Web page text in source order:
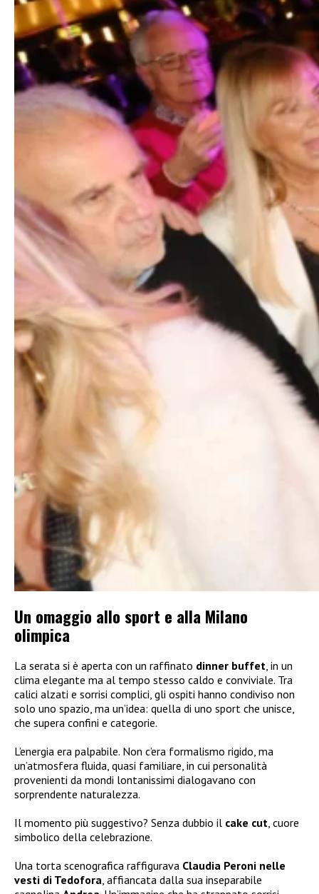
Un omaggio allo sport e alla Milano
olimpica
La serata si è aperta con un raffinato dinner buffet, in un
clima elegante ma al tempo stesso caldo e conviviale. Tra
calici alzati e sorrisi complici, gli ospiti hanno condiviso non
solo uno spazio, ma un’idea: quella di uno sport che unisce,
che supera confini e categorie.
L’energia era palpabile. Non c’era formalismo rigido, ma
un’atmosfera fluida, quasi familiare, in cui personalità
provenienti da mondi lontanissimi dialogavano con
sorprendente naturalezza.
Il momento più suggestivo? Senza dubbio il cake cut, cuore
simbolico della celebrazione.
Una torta scenografica raffigurava Claudia Peroni nelle
vesti di Tedofora, affiancata dalla sua inseparabile